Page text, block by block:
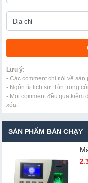
Lưu ý:
- Các comment chỉ nói về
- Ngôn từ lịch sự. Tôn trọng
- Mọi comment đều qua kiểm
xóa.
SẢN PHẨM BÁN CHẠY